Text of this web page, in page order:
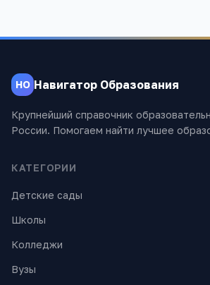
НО Навигатор Образования
Крупнейший справочник
России. Помогаем найти лучшее
КАТЕГОРИИ
Детские сады
Школы
Колледжи
Вузы